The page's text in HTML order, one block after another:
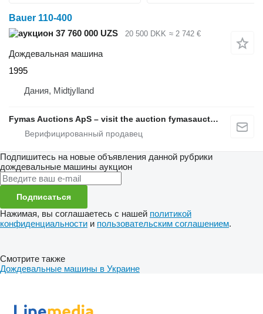
Bauer 110-400
37 760 000 UZS
20 500 DKK ≈ 2 742 €
Дождевальная машина
1995
Дания, Midtjylland
Fymas Auctions ApS – visit the auction fymasauctions.dk
Подпишитесь на новые объявления данной рубрики
дождевальные машины аукцион
Подписаться
Нажимая, вы соглашаетесь с нашей политикой
конфиденциальности и пользовательским соглашением.
Смотрите также
Дождевальные машины в Украине